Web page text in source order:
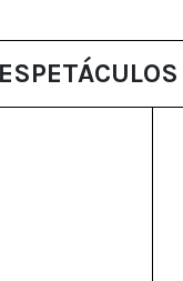
ESPETÁCULOS